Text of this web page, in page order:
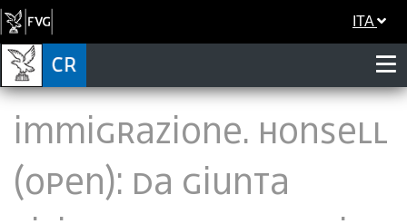
ITA
IMMIGRAZIONE. HONSELL
(OPEN): DA GIUNTA